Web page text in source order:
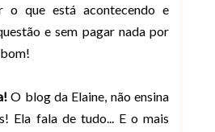
o que está acontecendo e
e sem pagar nada por
O blog da Elaine, não ensina
Ela fala de tudo... E o mais